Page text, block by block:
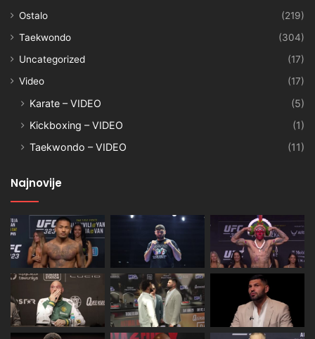
Ostalo
(219)
Taekwondo
(304)
Uncategorized
(17)
Video
(17)
Karate – VIDEO
(5)
Kickboxing – VIDEO
(1)
Taekwondo – VIDEO
(11)
Najnovije